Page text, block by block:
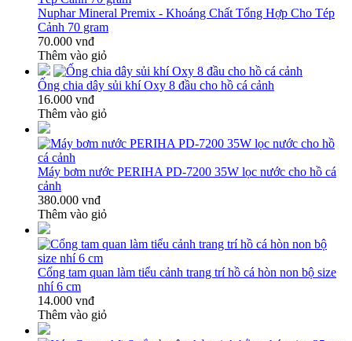
Nuphar Mineral Premix - Khoáng Chất Tổng Hợp Cho Tép
Cảnh 70 gram
70.000 vnđ
Thêm vào giỏ
Ống chia dây sủi khí Oxy 8 đầu cho hồ cá cảnh
16.000 vnđ
Thêm vào giỏ
Máy bơm nước PERIHA PD-7200 35W lọc nước cho hồ cá
cảnh
380.000 vnđ
Thêm vào giỏ
Cổng tam quan làm tiểu cảnh trang trí hồ cá hòn non bộ size
nhí 6 cm
14.000 vnđ
Thêm vào giỏ